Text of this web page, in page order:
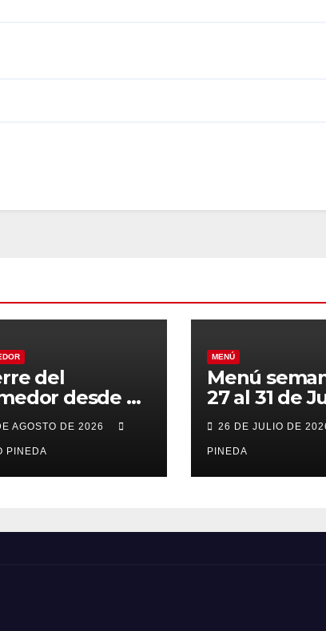
del
desde el
21 de Agosto
vacaciones
AGOSTO DE 2026
PINEDA
MENÚ
Menú
27 al 31 de
2026
26 DE JULIO DE
PINEDA